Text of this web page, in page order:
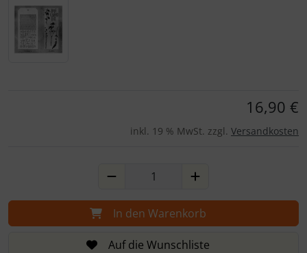
16,90 €
inkl. 19 % MwSt. zzgl. Versandkosten
In den Warenkorb
Auf die Wunschliste